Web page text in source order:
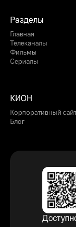
Разделы
Главная
Телеканалы
Фильмы
Сериалы
КИОН
Корпоративный
Блог